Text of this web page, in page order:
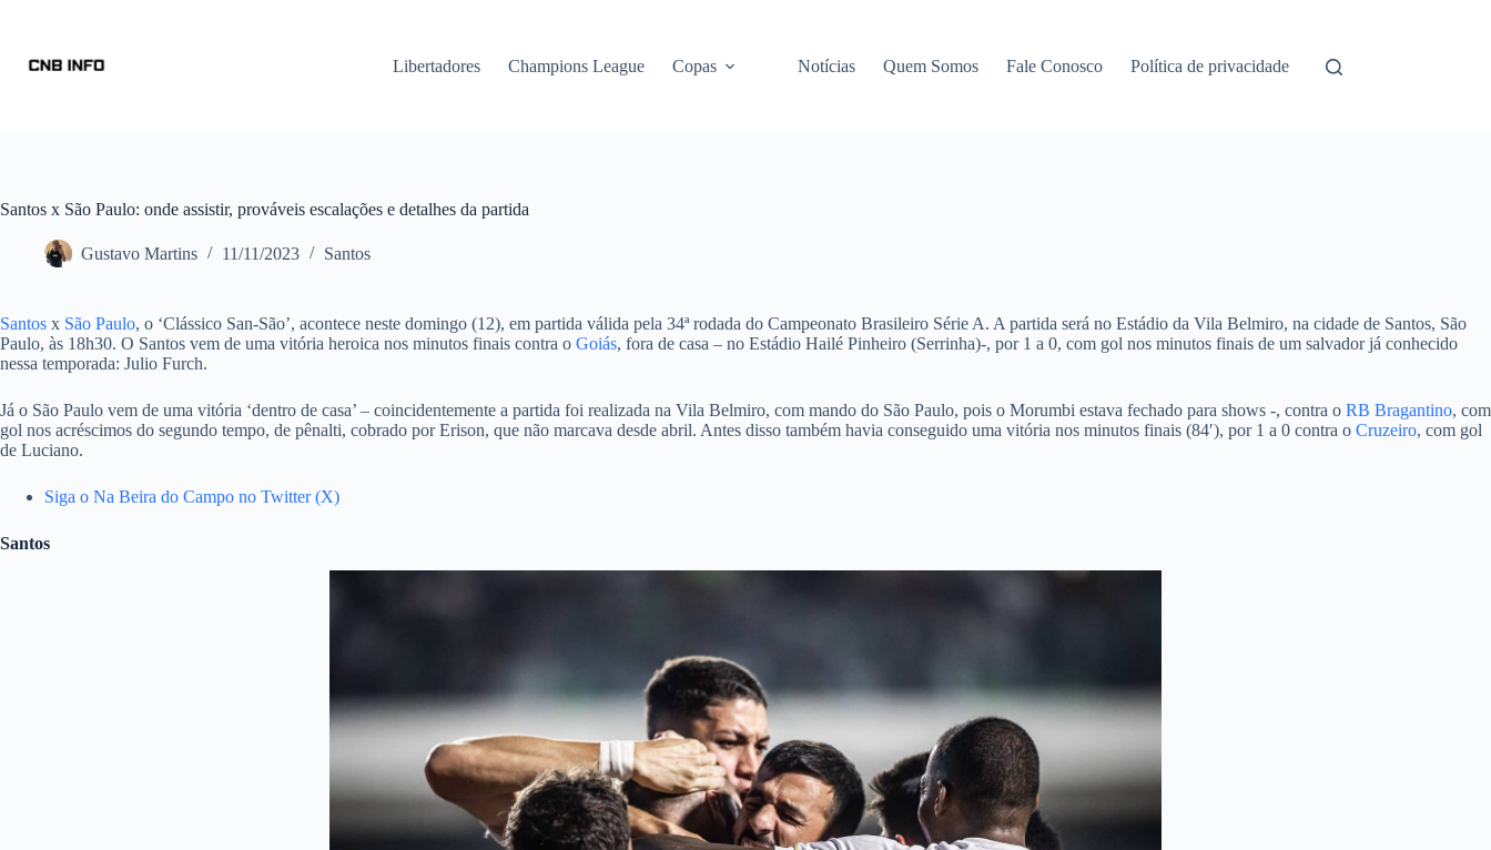
Libertadores Champions League Copas Notícias Quem Somos Fale Conosco Política de privacidade
Santos x São Paulo: onde assistir, prováveis escalações e detalhes da partida
Gustavo Martins 11/11/2023 Santos
Santos x São Paulo, o ‘Clássico San-São’, acontece neste domingo (12), em partida válida pela 34ª rodada do Campeonato Brasileiro Série A. A partida será no Estádio da Vila Belmiro, na cidade de Santos, São
Paulo, às 18h30. O Santos vem de uma vitória heroica nos minutos finais contra o Goiás, fora de casa – no Estádio Hailé Pinheiro (Serrinha)-, por 1 a 0, com gol nos minutos finais de um salvador já conhecido
nessa temporada: Julio Furch.
Já o São Paulo vem de uma vitória ‘dentro de casa’ – coincidentemente a partida foi realizada na Vila Belmiro, com mando do São Paulo, pois o Morumbi estava fechado para shows -, contra o RB Bragantino, com
gol nos acréscimos do segundo tempo, de pênalti, cobrado por Erison, que não marcava desde abril. Antes disso também havia conseguido uma vitória nos minutos finais (84′), por 1 a 0 contra o Cruzeiro, com gol
de Luciano.
Siga o Na Beira do Campo no Twitter (X)
Santos